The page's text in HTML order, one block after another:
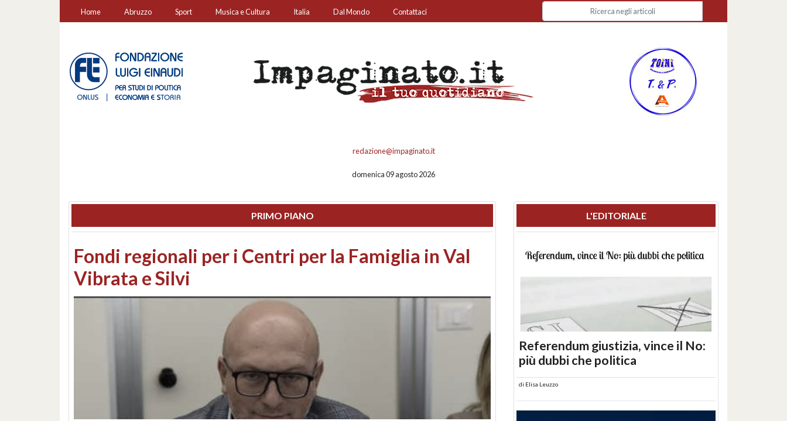
Home Abruzzo Sport Musica e Cultura Italia Dal Mondo Contattaci
redazione@impaginato.it
domenica 09 agosto 2026
PRIMO PIANO
Montesilvano, sequestrato un chiosco sul
lungomare: contestati abusi edilizi e occupazione
abusiva
L'EDITORIALE
Referendum giustizia, vince il No:
più dubbi che politica
di Elisa Leuzzo